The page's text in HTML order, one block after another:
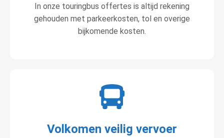
In onze touringbus offertes is altijd rekening
gehouden met parkeerkosten, tol en overige
bijkomende kosten.
Volkomen veilig vervoer